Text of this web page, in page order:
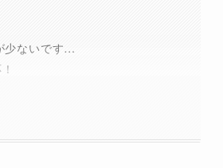
少ないです…